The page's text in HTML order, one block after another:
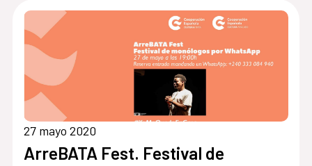
27 mayo 2020
ArreBATA Fest. Festival de